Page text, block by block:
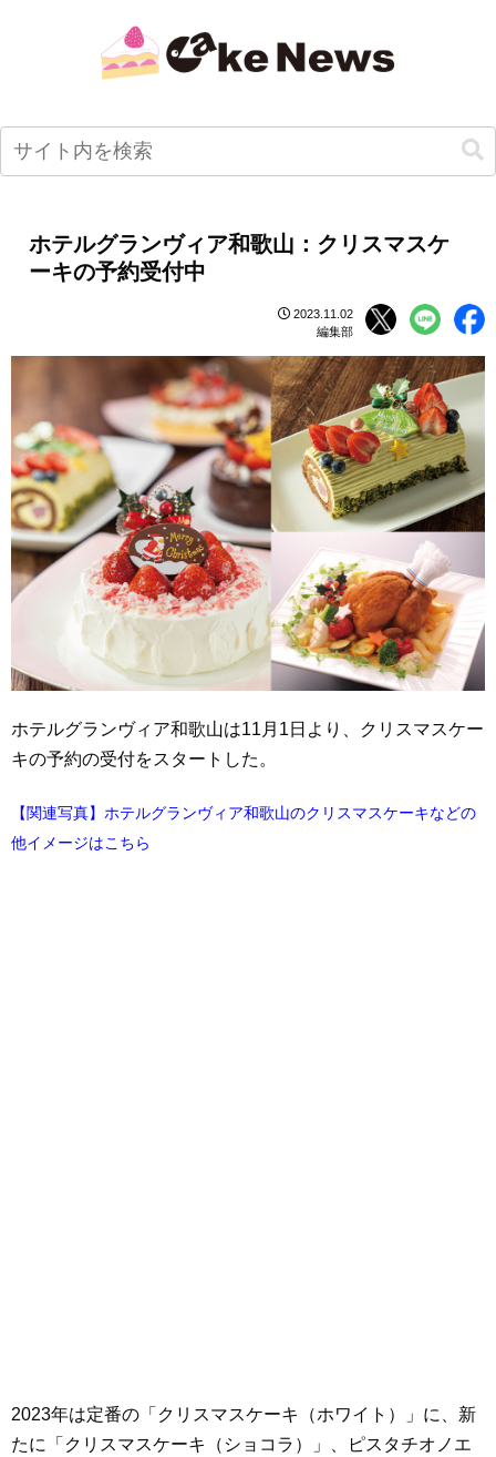
ホテルグランヴィア和歌山：クリスマスケ
ーキの予約受付中
2023.11.02
編集部
ホテルグランヴィア和歌山は11月1日より、クリスマスケー
キの予約の受付をスタートした。
【関連写真】ホテルグランヴィア和歌山のクリスマスケーキなどの
他イメージはこちら
2023年は定番の「クリスマスケーキ（ホワイト）」に、新
たに「クリスマスケーキ（ショコラ）」、ピスタチオノエ